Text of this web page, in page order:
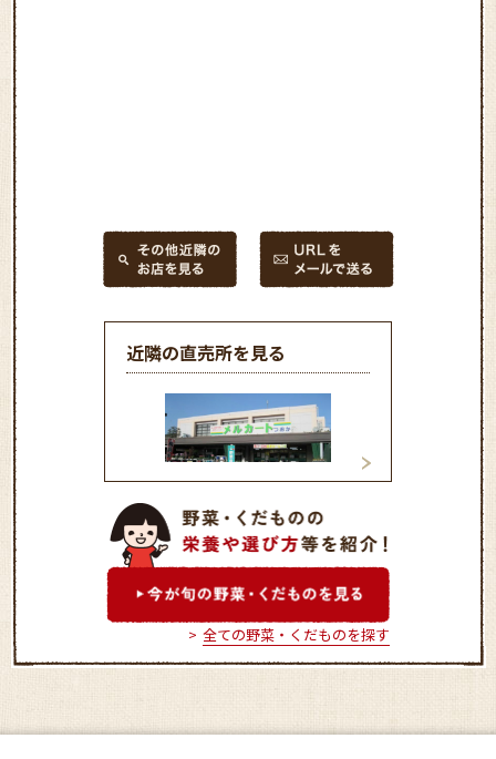
近隣の直売所を見る
「ハマッ子」直売所 メル
カートつおか店
全ての野菜・くだものを探す